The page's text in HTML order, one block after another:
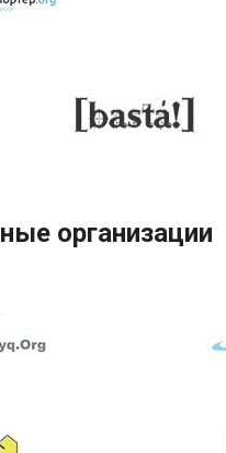
организации